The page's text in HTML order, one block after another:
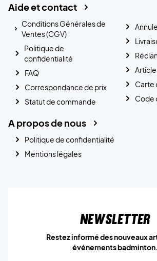
Aide et contact
Conditions Générales de
Ventes (CGV)
Politique de
confidentialité
FAQ
Correspondance de prix
Statut de commande
Carte
Code
A propos de nous
Politique de confidentialité
Mentions légales
Newsletter
Restez informé des nouveaux
événements badminton.